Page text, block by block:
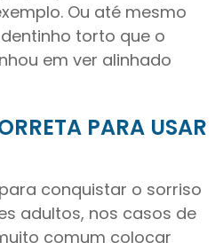
Ou até mesmo
torto que o
em ver alinhado
PARA USAR
conquistar o sorriso
adultos, nos casos de
comum colocar